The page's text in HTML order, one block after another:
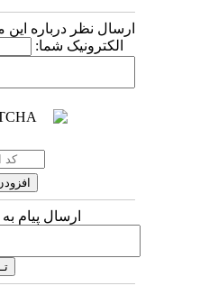
ارسال نظر درباره این
الکترونیک شما:
ارسال پیام